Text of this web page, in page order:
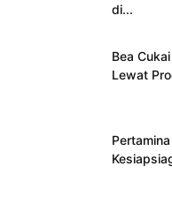
di...
Bea
Lewat